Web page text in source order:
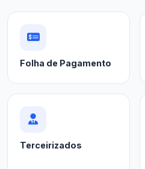
Folha de Pagamento
Terceirizados